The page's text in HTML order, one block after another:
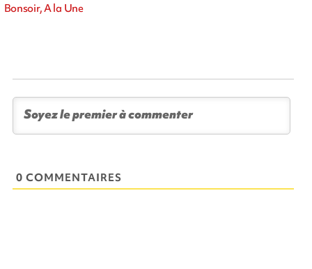
Bonsoir, A la Une
0 COMMENTAIRES